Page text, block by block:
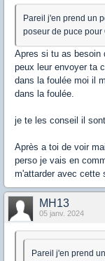
Pareil j'en prend un
poseur de puce pour
Apres si tu as besoin
peux leur envoyer ta
dans la foulée moi il
dans la foulée.
je te les conseil il
Après a toi de voir
perso je vais en
m'attarder avec cette
MH13
05 janv. 2024
Pareil j'en prend